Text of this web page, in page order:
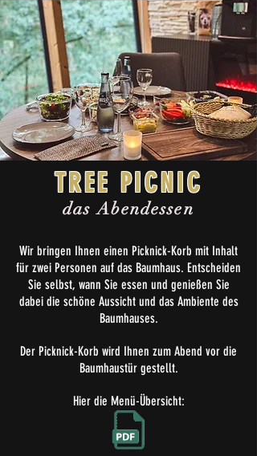
TREE PICNIC
das Abendessen
Wir bringen Ihnen einen Picknick-Korb mit Inhalt
für zwei Personen auf das Baumhaus. Entscheiden
Sie selbst, wann Sie essen und genießen Sie
dabei die schöne Aussicht und das Ambiente des
Baumhauses.
Der Picknick-Korb wird Ihnen zum Abend vor die
Baumhaustür gestellt.
Hier die Menü-Übersicht: